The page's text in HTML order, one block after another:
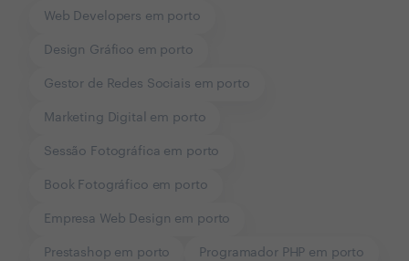
Web Developers em porto
Design Gráfico em porto
Gestor de Redes Sociais em porto
Marketing Digital em porto
Sessão Fotográfica em porto
Book Fotográfico em porto
Empresa Web Design em porto
Prestashop em porto Programador PHP em porto